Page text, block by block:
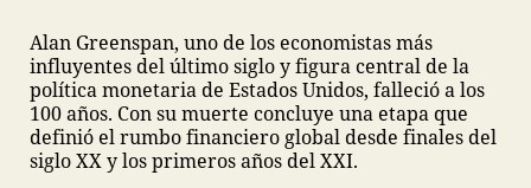
Alan Greenspan, uno de los economistas más
influyentes del último siglo y figura central de la
política monetaria de Estados Unidos, falleció a los
100 años. Con su muerte concluye una etapa que
definió el rumbo financiero global desde finales del
siglo XX y los primeros años del XXI.